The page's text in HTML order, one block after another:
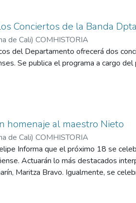
Conciertos de la Banda
de Cali) COMHISTORIA
del Departamento ofrecerá dos
Se publica el programa a cargo
homenaje al maestro Nieto
de Cali) COMHISTORIA
Informa que el próximo 18 se
Actuarán lo más destacados
Maritza Bravo. Igualmente, se
la ciudad.